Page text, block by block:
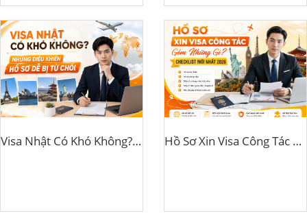
Visa Nhật Có Khó Không? Những Điều Khiến Hồ Sơ Dễ Bị Từ Chối Hồ Sơ Xin Visa Công Tác Gồm Những Gì? Checklist Mới Nhất 2026